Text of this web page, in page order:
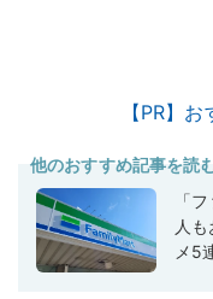
【PR】
他のおすすめ記事を読
「
人
メ5